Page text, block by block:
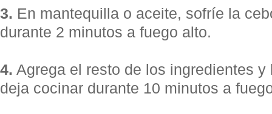
3. En mantequilla o aceite, sofríe la
durante 2 minutos a fuego alto.
4. Agrega el resto de los ingredientes y
deja cocinar durante 10 minutos a